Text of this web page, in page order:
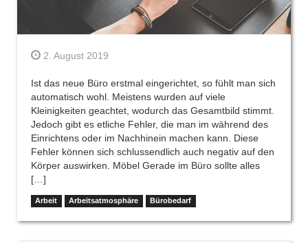
2. August 2019
Ist das neue Büro erstmal eingerichtet, so fühlt man sich
automatisch wohl. Meistens wurden auf viele
Kleinigkeiten geachtet, wodurch das Gesamtbild stimmt.
Jedoch gibt es etliche Fehler, die man im während des
Einrichtens oder im Nachhinein machen kann. Diese
Fehler können sich schlussendlich auch negativ auf den
Körper auswirken. Möbel Gerade im Büro sollte alles
[…]
Arbeit Arbeitsatmosphäre Bürobedarf